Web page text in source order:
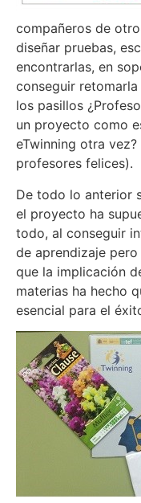
compañeros de
diseñar pruebas,
encontrarlas, en
conseguir
los pasillos
un proyecto como
eTwinning otra
profesores felices).
De todo lo anterior
el proyecto ha
todo, al conseguir
de aprendizaje
que la implicación
materias ha hecho
esencial para el